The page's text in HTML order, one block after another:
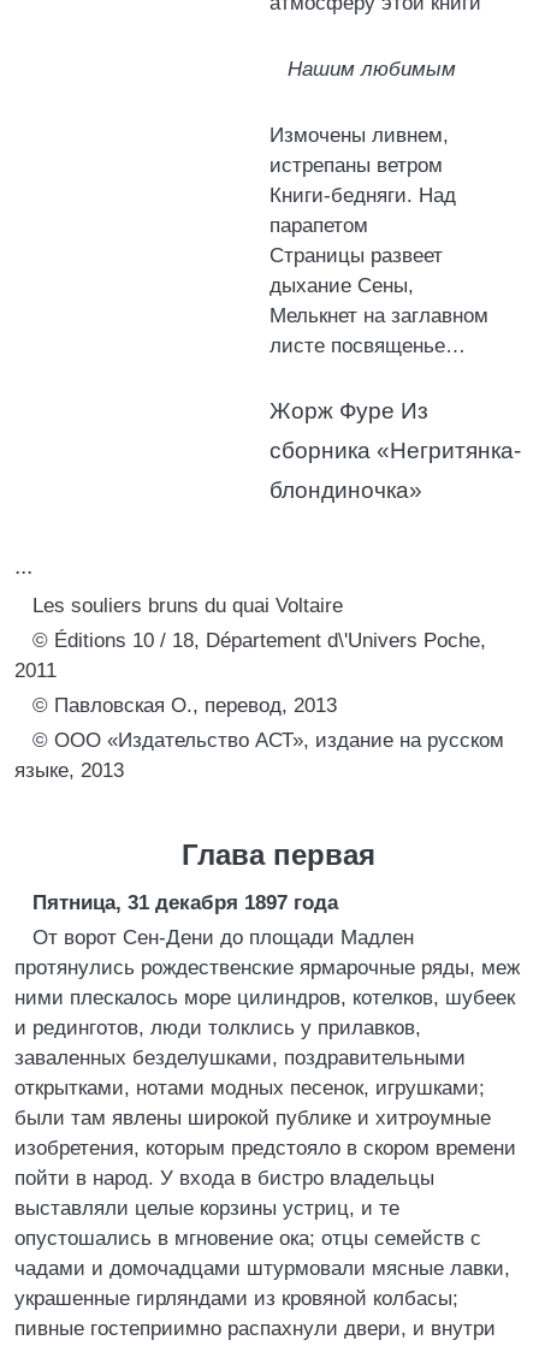
Нашим любимым
Измочены ливнем,
истрепаны ветром
Книги-бедняги. Над
парапетом
Страницы развеет
дыхание Сены,
Мелькнет на заглавном
листе посвященье…
Жорж Фуре Из
сборника «Негритянка-
блондиночка»
...
Les souliers bruns du quai Voltaire
© Éditions 10 / 18, Département d\'Univers Poche,
2011
© Павловская О., перевод, 2013
© ООО «Издательство АСТ», издание на русском
языке, 2013
Глава первая
Пятница, 31 декабря 1897 года
От ворот Сен-Дени до площади Мадлен
протянулись рождественские ярмарочные ряды, меж
ними плескалось море цилиндров, котелков, шубеек
и рединготов, люди толклись у прилавков,
заваленных безделушками, поздравительными
открытками, нотами модных песенок, игрушками;
были там явлены широкой публике и хитроумные
изобретения, которым предстояло в скором времени
пойти в народ. У входа в бистро владельцы
выставляли целые корзины устриц, и те
опустошались в мгновение ока; отцы семейств с
чадами и домочадцами штурмовали мясные лавки,
украшенные гирляндами из кровяной колбасы;
пивные гостеприимно распахнули двери, и внутри